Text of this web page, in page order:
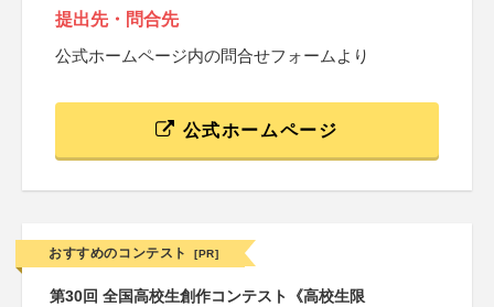
提出先・問合先
公式ホームページ内の問合せフォームより
公式ホームページ
おすすめのコンテスト [PR]
第30回 全国高校生創作コンテスト《高校生限